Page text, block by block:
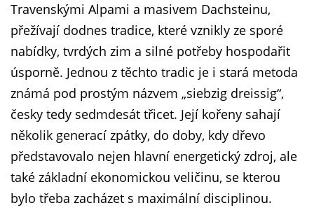
Travenskými Alpami a masivem Dachsteinu,
přežívají dodnes tradice, které vznikly ze sporé
nabídky, tvrdých zim a silné potřeby hospodařit
úsporně. Jednou z těchto tradic je i stará metoda
známá pod prostým názvem „siebzig dreissig“,
česky tedy sedmdesát třicet. Její kořeny sahají
několik generací zpátky, do doby, kdy dřevo
představovalo nejen hlavní energetický zdroj, ale
také základní ekonomickou veličinu, se kterou
bylo třeba zacházet s maximální disciplinou.